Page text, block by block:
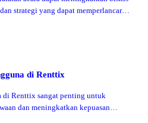
strategi yang dapat memperlancar
di Renttix
di Renttix sangat penting untuk
dan meningkatkan kepuasan